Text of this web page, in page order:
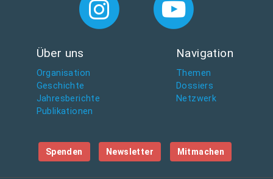
Über uns
Organisation
Geschichte
Jahresberichte
Publikationen
Navigation
Themen
Dossiers
Netzwerk
Spenden Newsletter Mitmachen